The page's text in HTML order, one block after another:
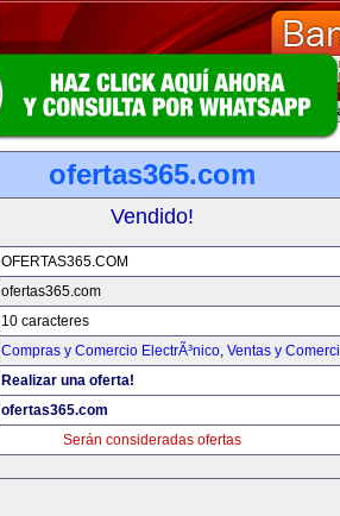
ofertas365.com
Vendido!
OFERTAS365.COM
ofertas365.com
10 caracteres
Compras y Comercio ElectrÃ³nico, Ventas y
Realizar una oferta!
ofertas365.com
Serán consideradas ofertas